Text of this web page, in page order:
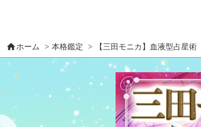
homeホーム > 本格鑑定 > 【三田モニカ】血液型占星術